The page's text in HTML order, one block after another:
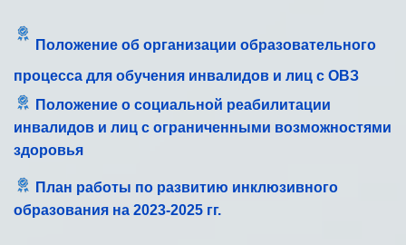
Положение об организации образовательного
процесса для обучения инвалидов и лиц с ОВЗ
Положение о социальной реабилитации
инвалидов и лиц с ограниченными возможностями
здоровья
План работы по развитию инклюзивного
образования на 2023-2025 гг.